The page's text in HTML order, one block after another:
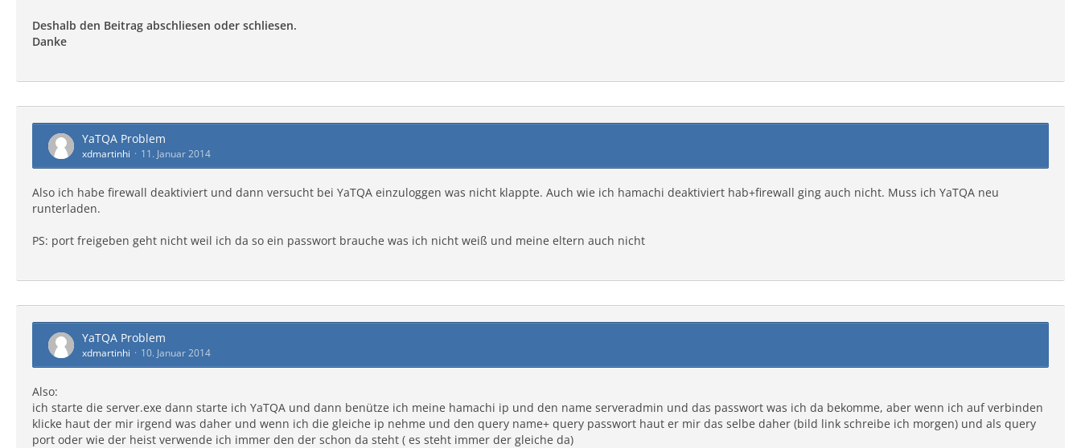
Deshalb den Beitrag abschliesen oder schliesen.
Danke
YaTQA Problem
xdmartinhi 11. Januar 2014
Also ich habe firewall deaktiviert und dann versucht bei YaTQA einzuloggen was nicht klappte. Auch wie ich hamachi deaktiviert hab+firewall ging auch nicht. Muss ich YaTQA neu
runterladen.
PS: port freigeben geht nicht weil ich da so ein passwort brauche was ich nicht weiß und meine eltern auch nicht
YaTQA Problem
xdmartinhi 10. Januar 2014
Also:
ich starte die server.exe dann starte ich YaTQA und dann benütze ich meine hamachi ip und den name serveradmin und das passwort was ich da bekomme, aber wenn ich auf verbinden
klicke haut der mir irgend was daher und wenn ich die gleiche ip nehme und den query name+ query passwort haut er mir das selbe daher (bild link schreibe ich morgen) und als query
port oder wie der heist verwende ich immer den der schon da steht ( es steht immer der gleiche da)